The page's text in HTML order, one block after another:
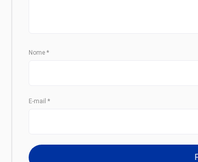
Nome *
E-mail *